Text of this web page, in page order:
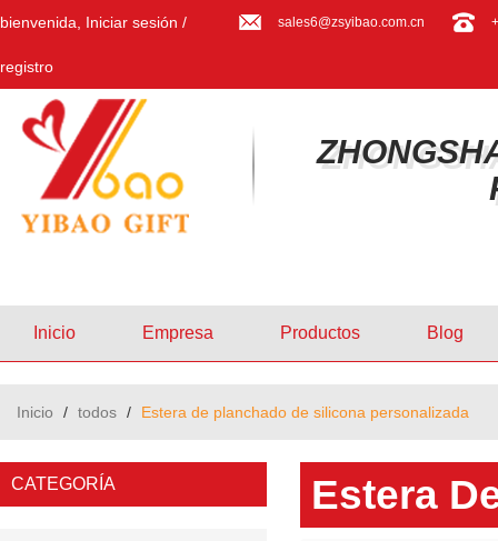
bienvenida, Iniciar sesión /
registro
sales6@zsyibao.com.cn
Inicio Empresa Productos Blog
Inicio / todos / Estera de planchado de silicona personalizada
CATEGORÍA Estera